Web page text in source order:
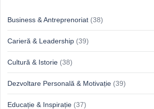
Business & Antreprenoriat (38)
Carieră & Leadership (39)
Cultură & Istorie (38)
Dezvoltare Personală & Motivație (39)
Educație & Inspirație (37)